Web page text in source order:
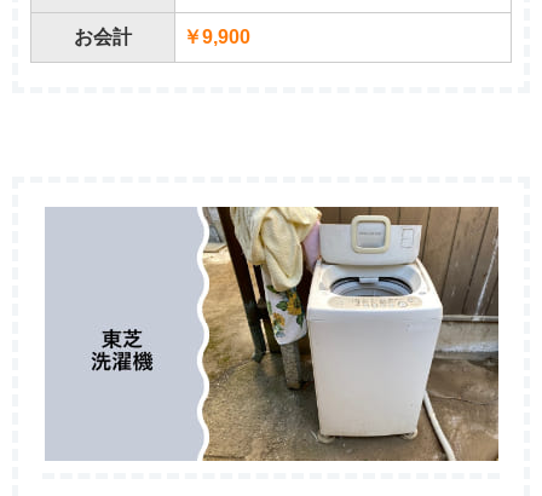
お会計 ￥9,900